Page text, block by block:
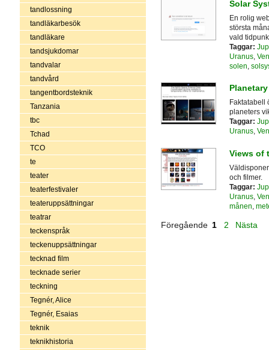
tandlossning
tandläkarbesök
tandläkare
tandsjukdomar
tandvalar
tandvård
tangentbordsteknik
Tanzania
tbc
Tchad
TCO
te
teater
teaterfestivaler
teateruppsättningar
teatrar
teckenspråk
teckenuppsättningar
tecknad film
tecknade serier
teckning
Tegnér, Alice
Tegnér, Esaias
teknik
teknikhistoria
Solar
En rolig
största
vald
Taggar:
Uranus,
solen,
Faktatabell
planeters
Taggar:
Uranus,
Views of
och filmer.
Taggar:
Uranus,
månen
Föregående 1 2 Nästa